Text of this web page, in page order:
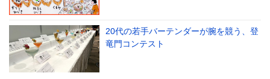
ノミスタイル] 公式twitterペ
エノミスタイル] 公式facebookペ
style[イエノミスタイル] 公式
20代の若手バーテンダーが腕を競う、登
竜門コンテスト